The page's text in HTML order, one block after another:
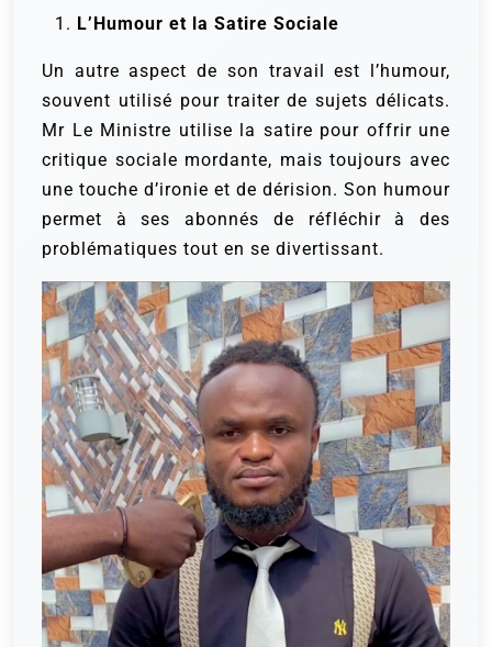
L’Humour et la Satire Sociale
Un autre aspect de son travail est l’humour,
souvent utilisé pour traiter de sujets délicats.
Mr Le Ministre utilise la satire pour offrir une
critique sociale mordante, mais toujours avec
une touche d’ironie et de dérision. Son humour
permet à ses abonnés de réfléchir à des
problématiques tout en se divertissant.